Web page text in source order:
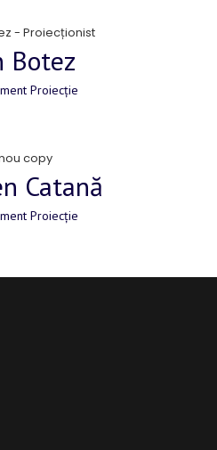
Botez
Proiecție
Catană
Proiecție